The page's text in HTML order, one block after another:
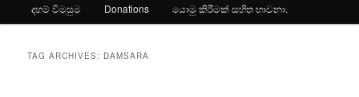
දහම් විමසුම Donations යොමු කිරීමක් සහිත භාවනා.
TAG ARCHIVES: DAMSARA